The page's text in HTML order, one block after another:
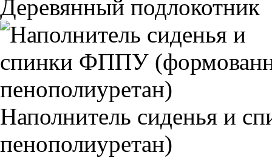
Деревянный подлокотник
Наполнитель сиденья и
пенополиуретан)